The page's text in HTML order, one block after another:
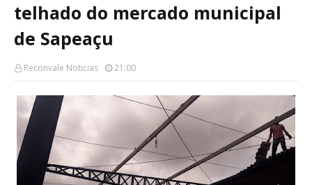
telhado do mercado municipal
de Sapeaçu
Reconvale Noticias 21:00